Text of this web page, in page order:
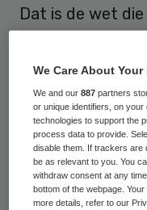
Dat is de wet
moeten hebben.
Obamacare
Sindsdien
geprobeerd de
elke keer
woensdag
We Care About Your
We and our887 partners
or unique identifiers, on
technologies to support the
process data to provide.
disable them. If trackers are
be as relevant to you. You
withdraw consent at any
bottom of the webpage.
more details, refer to our